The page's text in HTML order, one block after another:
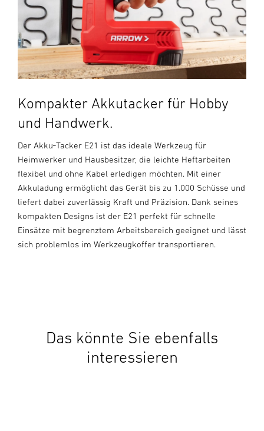
Kompakter Akkutacker für Hobby
und Handwerk.
Der Akku‑Tacker E21 ist das ideale Werkzeug für
Heimwerker und Hausbesitzer, die leichte Heftarbeiten
flexibel und ohne Kabel erledigen möchten. Mit einer
Akkuladung ermöglicht das Gerät bis zu 1.000 Schüsse und
liefert dabei zuverlässig Kraft und Präzision. Dank seines
kompakten Designs ist der E21 perfekt für schnelle
Einsätze mit begrenztem Arbeitsbereich geeignet und lässt
sich problemlos im Werkzeugkoffer transportieren.
Das könnte Sie ebenfalls
interessieren